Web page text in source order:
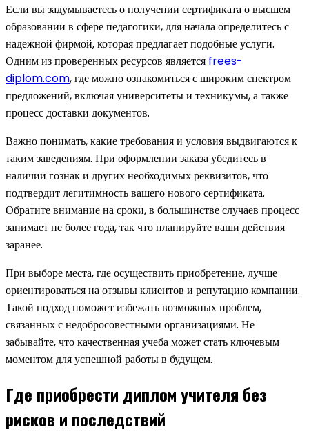
Если вы задумываетесь о получении сертификата о высшем
образовании в сфере педагогики, для начала определитесь с
надежной фирмой, которая предлагает подобные услуги.
Одним из проверенных ресурсов является frees-
diplom.com, где можно ознакомиться с широким спектром
предложений, включая университеты и техникумы, а также
процесс доставки документов.
Важно понимать, какие требования и условия выдвигаются к
таким заведениям. При оформлении заказа убедитесь в
наличии гознак и других необходимых реквизитов, что
подтвердит легитимность вашего нового сертификата.
Обратите внимание на сроки, в большинстве случаев процесс
занимает не более года, так что планируйте ваши действия
заранее.
При выборе места, где осуществить приобретение, лучше
ориентироваться на отзывы клиентов и репутацию компании.
Такой подход поможет избежать возможных проблем,
связанных с недобросовестными организациями. Не
забывайте, что качественная учеба может стать ключевым
моментом для успешной работы в будущем.
Где приобрести диплом учителя без
рисков и последствий